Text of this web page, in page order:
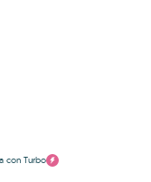
con Turbo